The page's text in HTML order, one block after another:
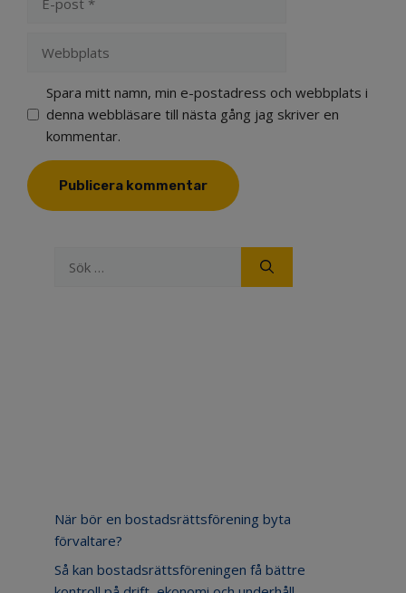
Spara mitt namn, min e-postadress och webbplats i
denna webbläsare till nästa gång jag skriver en
kommentar.
När bör en bostadsrättsförening byta
förvaltare?
Så kan bostadsrättsföreningen få bättre